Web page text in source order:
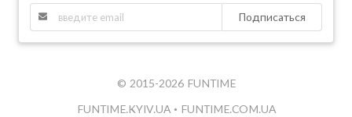
Подписаться
© 2015-2026 FUNTIME
FUNTIME.KYIV.UA • FUNTIME.COM.UA